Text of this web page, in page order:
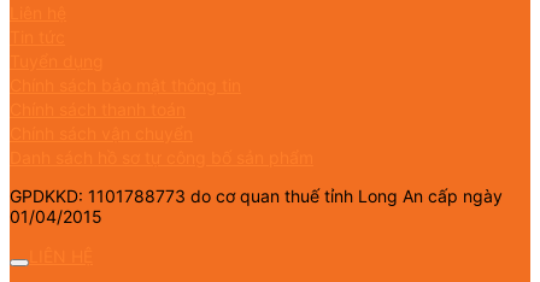
GPDKKD: 1101788773 do cơ quan thuế tỉnh Long An cấp ngày
01/04/2015